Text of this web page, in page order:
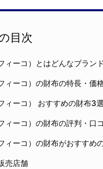
目次
ィーコ）とはどんなブラン
ィーコ）の財布の特長・価
ィーコ） おすすめの財布3選
ィーコ）の財布の評判・口
ィーコ）の財布がおすすめ
売店舗